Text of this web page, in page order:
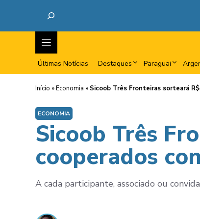
Últimas Notícias Destaques Paraguai
Início »Economia » Sicoob Três Fronteiras sorteará
ECONOMIA
Sicoob Três
cooperados
A cada participante, associado ou